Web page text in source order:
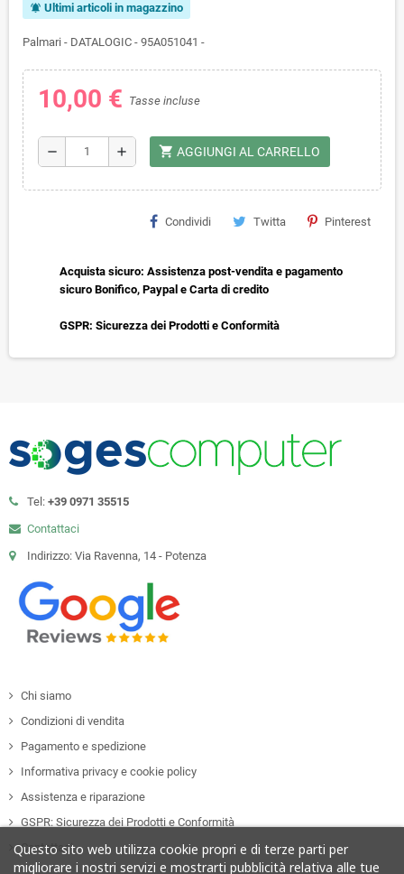
notifications_active Ultimi articoli in magazzino
Palmari - DATALOGIC - 95A051041 -
10,00 € Tasse incluse
remove add shopping_cart AGGIUNGI AL CARRELLO
Condividi Twitta Pinterest
Acquista sicuro: Assistenza post-vendita e pagamento
sicuro Bonifico, Paypal e Carta di credito
GSPR: Sicurezza dei Prodotti e Conformità
Tel: +39 0971 35515
Contattaci
Indirizzo: Via Ravenna, 14 - Potenza
Chi siamo
Condizioni di vendita
Pagamento e spedizione
Informativa privacy e cookie policy
Assistenza e riparazione
GSPR: Sicurezza dei Prodotti e Conformità
Contattaci
Questo sito web utilizza cookie propri e di terze parti per
migliorare i nostri servizi e mostrarti pubblicità relativa alle tue